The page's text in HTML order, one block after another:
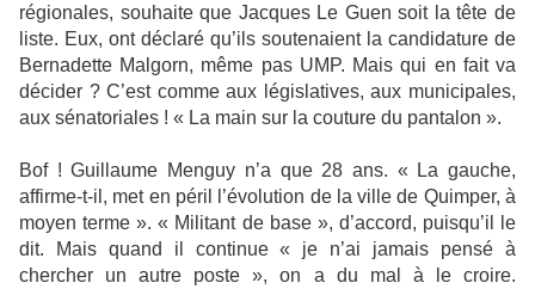
régionales, souhaite que Jacques Le Guen soit la tête de
liste. Eux, ont déclaré qu’ils soutenaient la candidature de
Bernadette Malgorn, même pas UMP. Mais qui en fait va
décider ? C’est comme aux législatives, aux municipales,
aux sénatoriales ! « La main sur la couture du pantalon ».
Bof ! Guillaume Menguy n’a que 28 ans. « La gauche,
affirme-t-il, met en péril l’évolution de la ville de Quimper, à
moyen terme ». « Militant de base », d’accord, puisqu’il le
dit. Mais quand il continue « je n’ai jamais pensé à
chercher un autre poste », on a du mal à le croire.